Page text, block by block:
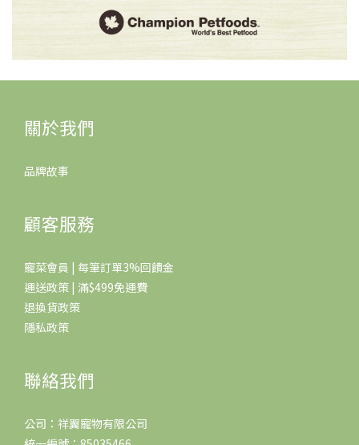
關於我們
品牌故事
顧客服務
寵菜會員 | 每筆訂單3%回饋金
運送政策 | 滿$499免運費
退換貨政策
隱私政策
聯絡我們
公司：祥翼寵物有限公司